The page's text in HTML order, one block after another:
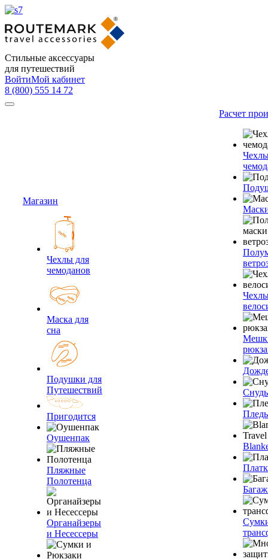
Стильные аксессуары
для путешествий
ВойтиМой кабинет
8 (800) 555 14 72
Магазин
Чехлы для
чемоданов
Маска для
сна
Подушки для
Путешествий
Пригодится
Оушенпак
Пляжные
Полотенца
Органайзеры
и Несессеры
Расчет